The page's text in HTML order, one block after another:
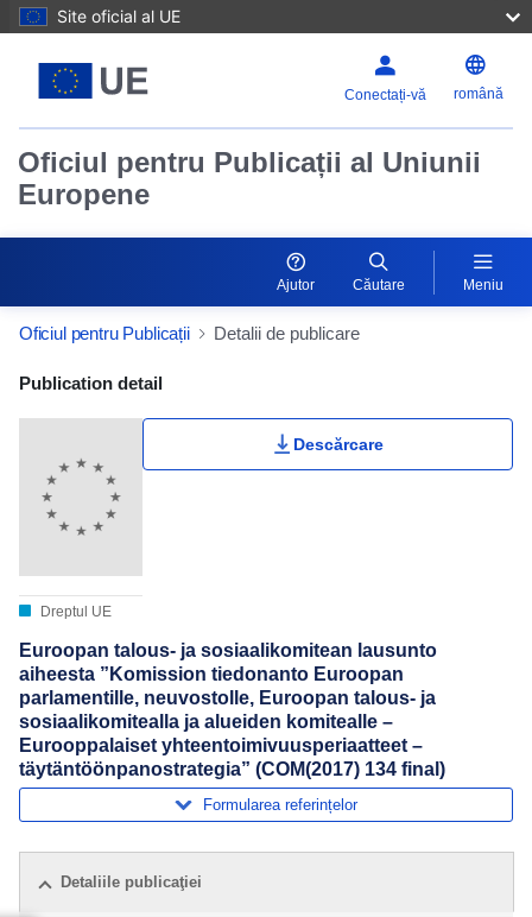
Site oficial al UE
Conectați-vă română
Oficiul pentru Publicații al Uniunii
Europene
Ajutor Căutare Meniu
Oficiul pentru Publicații Detalii de publicare
Publication Detail Actions Portlet
Publication detail
Dreptul UE
Descărcare
Euroopan talous- ja sosiaalikomitean lausunto
aiheesta ”Komission tiedonanto Euroopan
parlamentille, neuvostolle, Euroopan talous- ja
sosiaalikomitealla ja alueiden komitealle –
Eurooppalaiset yhteentoimivuusperiaatteet –
täytäntöönpanostrategia” (COM(2017) 134 final)
Formularea referințelor
Detaliile publicaţiei